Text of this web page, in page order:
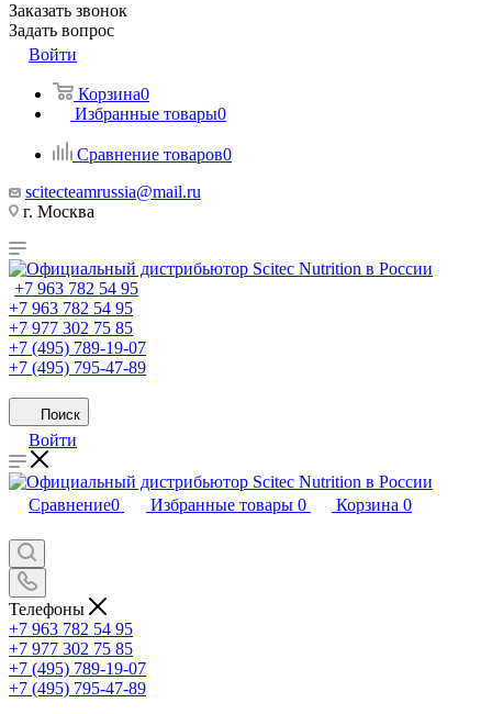
Заказать звонок
Задать вопрос
Войти
Корзина0
Избранные товары0
Сравнение товаров0
scitecteamrussia@mail.ru
г. Москва
+7 963 782 54 95
+7 963 782 54 95
+7 977 302 75 85
+7 (495) 789-19-07
+7 (495) 795-47-89
Поиск
Войти
Сравнение0 Избранные товары 0 Корзина 0
Телефоны
+7 963 782 54 95
+7 977 302 75 85
+7 (495) 789-19-07
+7 (495) 795-47-89